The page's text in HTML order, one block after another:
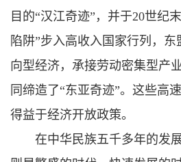
目的“汉江奇迹”，并于20世纪
陷阱”步入高收入国家行列，
向型经济，承接劳动密集型产
同缔造了“东亚奇迹”。这些高
得益于经济开放政策。
在中华民族五千多年的发